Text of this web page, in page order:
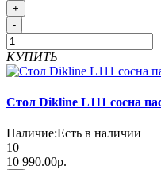
+
-
КУПИТЬ
Стол Dikline L111 сосна
Наличие:Есть в наличии
10
10 990.00р.